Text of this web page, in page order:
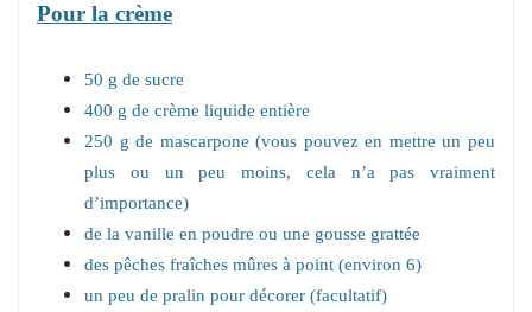
Pour la crème
50 g de sucre
400 g de crème liquide entière
250 g de mascarpone (vous pouvez en mettre un peu
plus ou un peu moins, cela n’a pas vraiment
d’importance)
de la vanille en poudre ou une gousse grattée
des pêches fraîches mûres à point (environ 6)
un peu de pralin pour décorer (facultatif)